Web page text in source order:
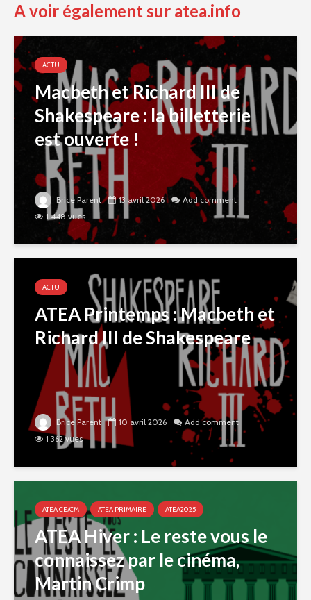
A voir également sur atea.info
ACTU
Macbeth et Richard III de
Shakespeare : la billetterie
est ouverte !
Brice Parent 13 avril 2026
Add comment
1 448 vues
ACTU
ATEA Printemps : Macbeth et
Richard III de Shakespeare
Brice Parent 10 avril 2026
Add comment
1 362 vues
ATEA CE/CM ATEA PRIMAIRE ATEA2025
ATEA Hiver : Le reste vous le
connaissez par le cinéma,
Martin Crimp